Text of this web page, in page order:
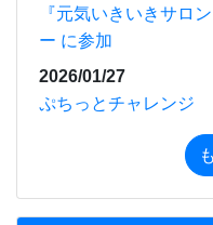
『元気いきいきサロ
ー に参加
2026/01/27
ぷちっとチャレンジ